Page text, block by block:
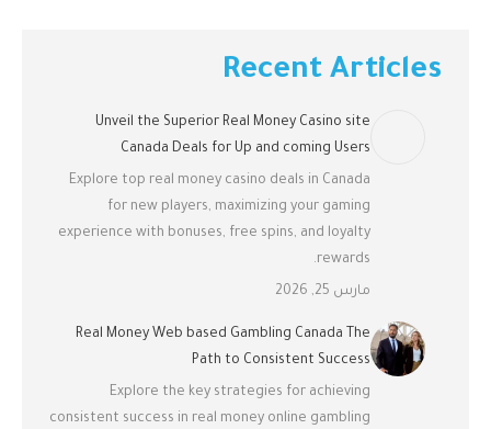
Recent Articles
Unveil the Superior Real Money Casino site
Canada Deals for Up and coming Users
Explore top real money casino deals in Canada
for new players, maximizing your gaming
experience with bonuses, free spins, and loyalty
rewards.
مارس 25, 2026
Real Money Web based Gambling Canada The
Path to Consistent Success
Explore the key strategies for achieving
consistent success in real money online gambling